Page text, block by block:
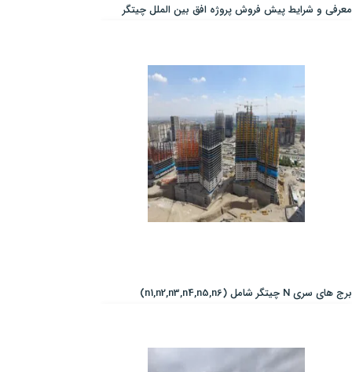
معرفی و شرایط پیش فروش پروژه افق بین الملل چیتگر
برج های سری N چیتگر شامل (n1,n2,n3,n4,n5,n6)